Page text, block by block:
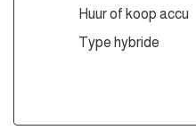
Huur of koop accu
Type hybride